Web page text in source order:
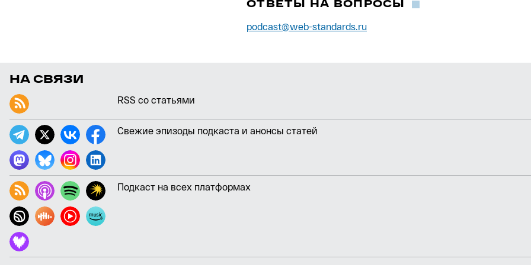
ОТВЕТЫ НА ВОПРОСЫ
podcast@web-standards.ru
НА СВЯЗИ
RSS со статьями
Свежие эпизоды подкаста и анонсы статей
Подкаст на всех платформах